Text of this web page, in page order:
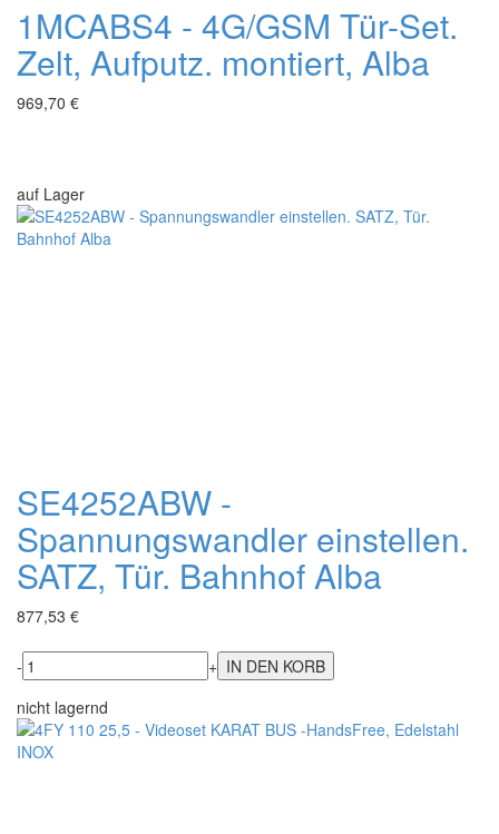
1MCABS4 - 4G/GSM Tür-Set.
Zelt, Aufputz. montiert, Alba
969,70 €
auf Lager
SE4252ABW -
Spannungswandler einstellen.
SATZ, Tür. Bahnhof Alba
877,53 €
-
+
nicht lagernd